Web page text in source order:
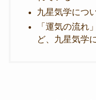
九星気学につ
「運気の流れ
ど、九星気学